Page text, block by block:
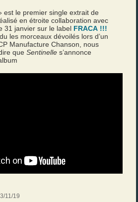
est le premier single extrait de
en étroite collaboration avec
31 janvier sur le label FRACA !!!
les morceaux dévoilés lors d’un
Manufacture Chanson, nous
queSentinelle s’annonce
11/19